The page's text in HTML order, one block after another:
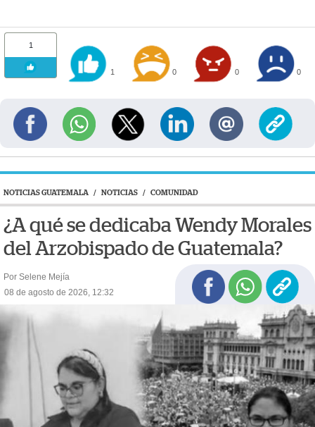
1
1 0 0 0
NOTICIAS GUATEMALA / NOTICIAS / COMUNIDAD
¿A qué se dedicaba Wendy Morales
del Arzobispado de Guatemala?
Por Selene Mejía
08 de agosto de 2026, 12:32